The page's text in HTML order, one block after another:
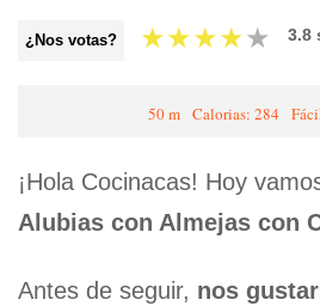
¿Nos votas? ★★★★★ 3.8
50 m Calorias: 284
¡Hola Cocinacas! Hoy
Alubias con Almejas con
Antes de seguir, nos